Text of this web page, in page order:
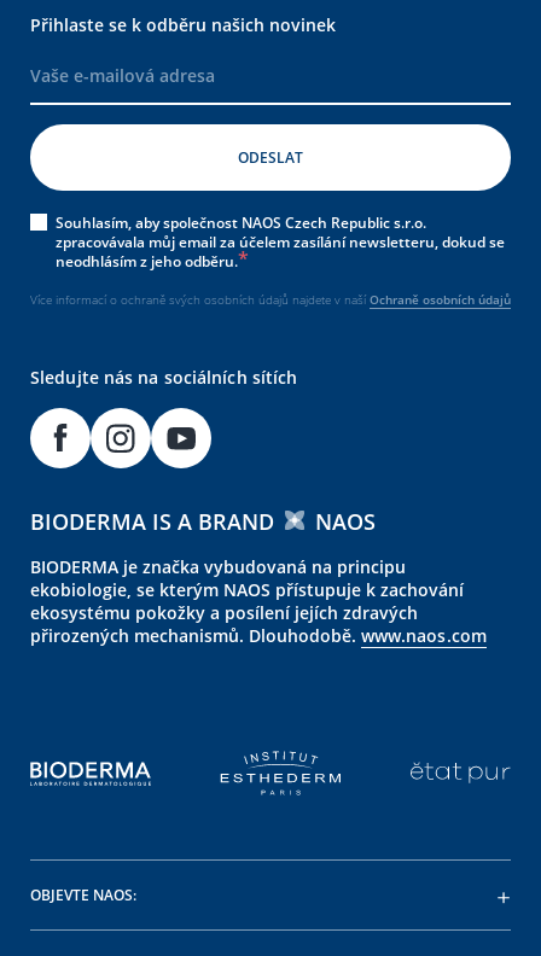
Přihlaste se k odběru našich novinek
Souhlasím, aby společnost NAOS Czech Republic s.r.o.
zpracovávala můj email za účelem zasílání newsletteru, dokud se
neodhlásím z jeho odběru.
Více informací o ochraně svých osobních údajů najdete v naší Ochraně osobních údajů
Sledujte nás na sociálních sítích
BIODERMA IS A BRAND NAOS
BIODERMA je značka vybudovaná na principu
ekobiologie, se kterým NAOS přístupuje k zachování
ekosystému pokožky a posílení jejích zdravých
přirozených mechanismů. Dlouhodobě. www.naos.com
OBJEVTE NAOS: